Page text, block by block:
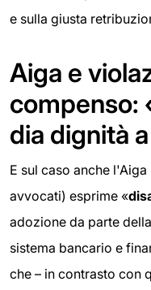
e sulla giusta
Aiga e
compenso:
dia dignità
E sul caso anche
avvocati) esprime «
adozione da parte
sistema bancario e
che – in contrasto con